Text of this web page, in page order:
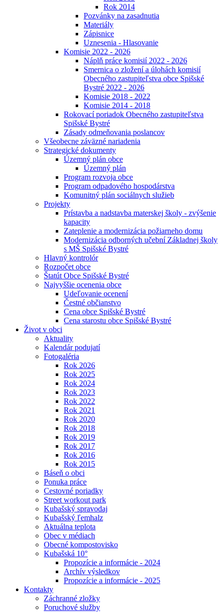
Rok 2014
Pozvánky na zasadnutia
Materiály
Zápisnice
Uznesenia - Hlasovanie
Komisie 2022 - 2026
Náplň práce komisií 2022 - 2026
Smernica o zložení a úlohách komisií
Obecného zastupiteľstva obce Spišské
Bystré 2022 - 2026
Komisie 2018 - 2022
Komisie 2014 - 2018
Rokovací poriadok Obecného zastupiteľstva
Spišské Bystré
Zásady odmeňovania poslancov
Všeobecne záväzné nariadenia
Strategické dokumenty
Územný plán obce
Územný plán
Program rozvoja obce
Program odpadového hospodárstva
Komunitný plán sociálnych služieb
Projekty
Prístavba a nadstavba materskej školy - zvýšenie
kapacity
Zateplenie a modernizácia požiarneho domu
Modernizácia odborných učební Základnej školy
s MŠ Spišské Bystré
Hlavný kontrolór
Rozpočet obce
Štatút Obce Spišské Bystré
Najvyššie ocenenia obce
Udeľovanie ocenení
Čestné občianstvo
Cena obce Spišské Bystré
Cena starostu obce Spišské Bystré
Život v obci
Aktuality
Kalendár podujatí
Fotogaléria
Rok 2026
Rok 2025
Rok 2024
Rok 2023
Rok 2022
Rok 2021
Rok 2020
Rok 2018
Rok 2019
Rok 2017
Rok 2016
Rok 2015
Báseň o obci
Ponuka práce
Cestovné poriadky
Street workout park
Kubašský spravodaj
Kubašský ľemhalz
Aktuálna teplota
Obec v médiach
Obecné kompostovisko
Kubašská 10°
Propozície a informácie - 2024
Archív výsledkov
Propozície a informácie - 2025
Kontakty
Záchranné zložky
Poruchové služby